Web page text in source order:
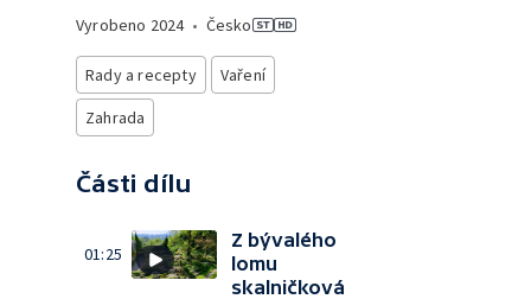
Vyrobeno 2024• Česko
Rady a recepty
Vaření
Zahrada
Části dílu
01:25
Z bývalého
lomu
skalničková